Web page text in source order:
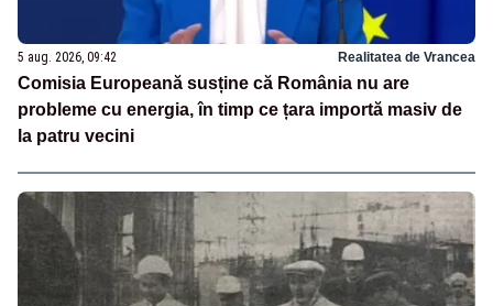
5 aug. 2026, 09:42 Realitatea de Vrancea
Comisia Europeană susține că România nu are
probleme cu energia, în timp ce țara importă masiv de
la patru vecini